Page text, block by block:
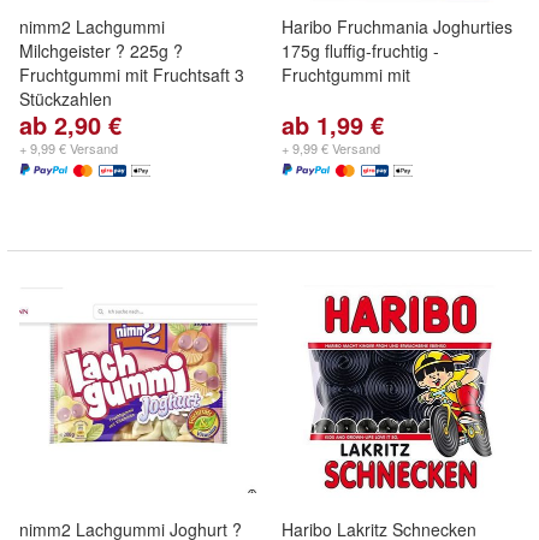
nimm2 Lachgummi
Milchgeister ? 225g ?
Fruchtgummi mit Fruchtsaft 3
Stückzahlen
ab 2,90 €
+ 9,99 € Versand
Haribo Fruchmania Joghurties
175g fluffig-fruchtig -
Fruchtgummi mit
ab 1,99 €
+ 9,99 € Versand
nimm2 Lachgummi Joghurt ?
Haribo Lakritz Schnecken